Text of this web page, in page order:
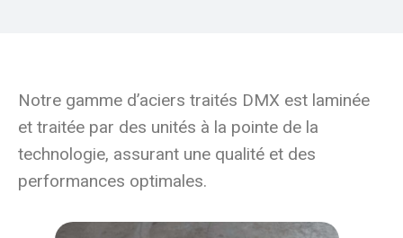
Notre gamme d’aciers traités DMX est laminée
et traitée par des unités à la pointe de la
technologie, assurant une qualité et des
performances optimales.